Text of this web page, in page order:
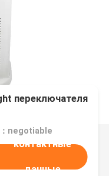
переключателя
negotiable
контактные
данные